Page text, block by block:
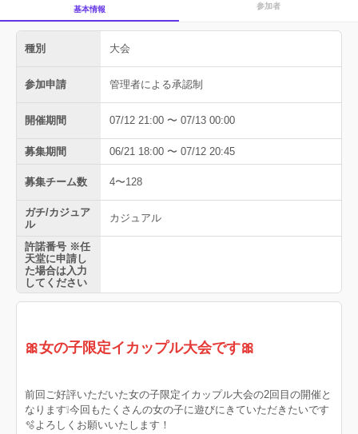
基本情報 参加者
種別 大会
参加申請 管理者による承認制
開催期間 07/12 21:00 〜 07/13 00:00
募集期間 06/21 18:00 〜 07/12 20:45
募集チーム数 4〜128
ガチ/カジュア
ル
カジュアル
許諾番号 ※任
天堂に申請し
た場合は入力
してください
🎀女の子限定イカップル大会です🎀
前回ご好評いただいた女の子限定イカップル大会の2回目の開催と
なります❕今回もたくさんの女の子に遊びにきていただきたいです
🫧よろしくお願いいたします！